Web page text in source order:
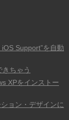
Support”を自動
ちゃう
XPをインストー
ョン・デザインに